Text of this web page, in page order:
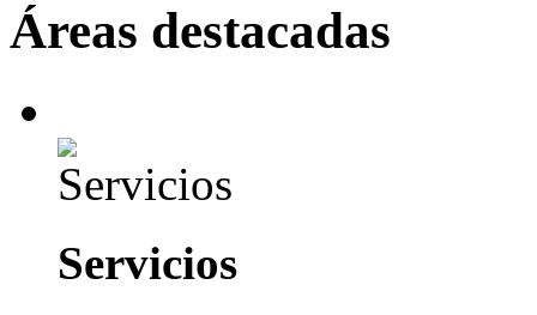
Áreas destacadas
Servicios